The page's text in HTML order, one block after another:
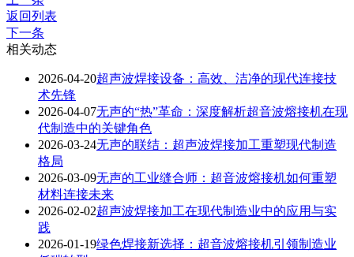
返回列表
下一条
相关动态
2026-04-20超声波焊接设备：高效、洁净的现代连接技
术先锋
2026-04-07无声的“热”革命：深度解析超音波熔接机在现
代制造中的关键角色
2026-03-24无声的联结：超声波焊接加工重塑现代制造
格局
2026-03-09无声的工业缝合师：超音波熔接机如何重塑
材料连接未来
2026-02-02超声波焊接加工在现代制造业中的应用与实
践
2026-01-19绿色焊接新选择：超音波熔接机引领制造业